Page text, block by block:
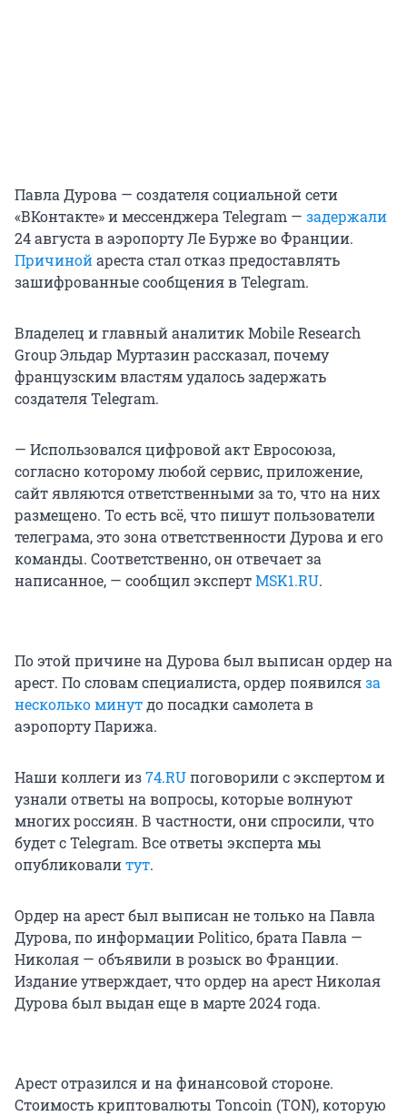
Павла Дурова — создателя социальной сети
«ВКонтакте» и мессенджера Telegram — задержали
24 августа в аэропорту Ле Бурже во Франции.
Причинойареста стал отказ предоставлять
зашифрованные сообщения в Telegram.
Владелец и главный аналитик Mobile Research
Group Эльдар Муртазин рассказал, почему
французским властям удалось задержать
создателя Telegram.
— Использовался цифровой акт Евросоюза,
согласно которому любой сервис, приложение,
сайт являются ответственными за то, что на них
размещено. То есть всё, что пишут пользователи
телеграма, это зона ответственности Дурова и его
команды. Соответственно, он отвечает за
написанное, — сообщил экспертMSK1.RU.
По этой причине на Дурова был выписан ордер на
арест. По словам специалиста, ордер появилсяза
несколько минутдо посадки самолета в
аэропорту Парижа.
Наши коллеги из74.RUпоговорили с экспертом и
узнали ответы на вопросы, которые волнуют
многих россиян. В частности, они спросили, что
будет с Telegram. Все ответы эксперта мы
опубликовалитут.
Ордер на арест был выписан не только на Павла
Дурова, по информации Politico, брата Павла —
Николая — объявили в розыск во Франции.
Издание утверждает, что ордер на арест Николая
Дурова был выдан еще в марте 2024 года.
Арест отразился и на финансовой стороне.
Стоимость криптовалюты Toncoin (TON), которую